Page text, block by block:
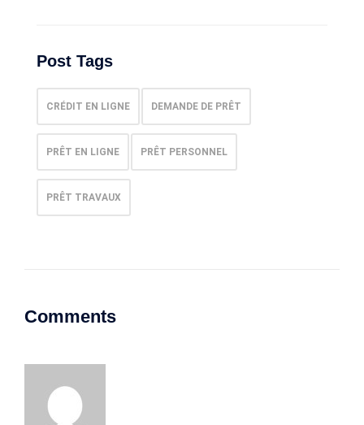
Post Tags
CRÉDIT EN LIGNE DEMANDE DE PRÊT
PRÊT EN LIGNE PRÊT PERSONNEL
PRÊT TRAVAUX
Comments